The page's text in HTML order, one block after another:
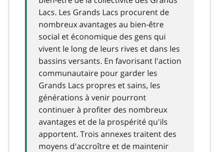
Lacs. Les Grands Lacs procurent de
nombreux avantages au bien-être
social et économique des gens qui
vivent le long de leurs rives et dans les
bassins versants. En favorisant l'action
communautaire pour garder les
Grands Lacs propres et sains, les
générations à venir pourront
continuer à profiter des nombreux
avantages et de la prospérité qu'ils
apportent. Trois annexes traitent des
moyens d'accroître et de maintenir